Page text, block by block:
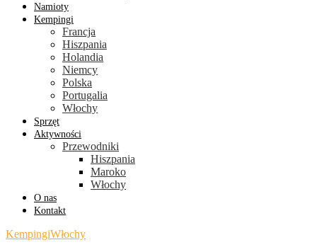
Namioty
Kempingi
Francja
Hiszpania
Holandia
Niemcy
Polska
Portugalia
Włochy
Sprzęt
Aktywności
Przewodniki
Hiszpania
Maroko
Włochy
O nas
Kontakt
KempingiWłochy